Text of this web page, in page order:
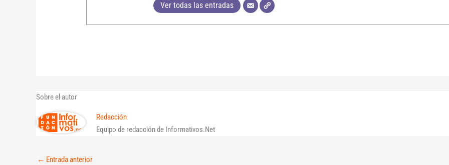
Ver todas las entradas
Sobre el autor
Redacción
Equipo de redacción de Informativos.Net
← Entrada anterior